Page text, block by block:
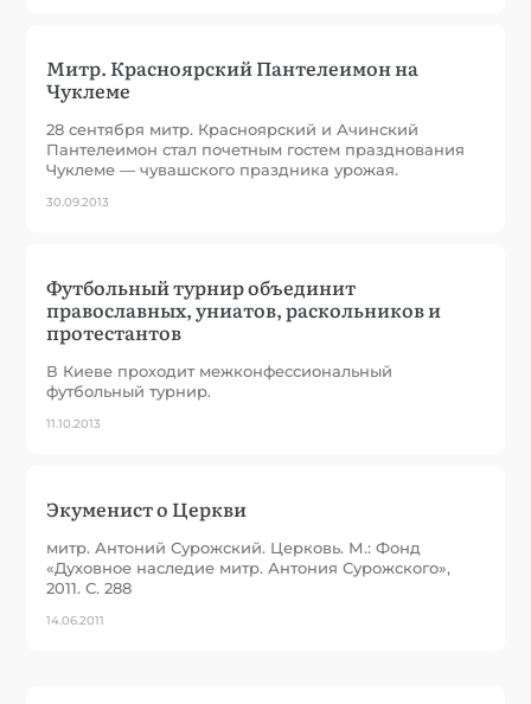
Митр. Красноярский Пантелеимон на
Чуклеме
28 сентября митр. Красноярский и Ачинский
Пантелеимон стал почетным гостем празднования
Чуклеме — чувашского праздника урожая.
30.09.2013
Футбольный турнир объединит
православных, униатов, раскольников и
протестантов
В Киеве проходит межконфессиональный
футбольный турнир.
11.10.2013
Экуменист о Церкви
митр. Антоний Сурожский. Церковь. М.: Фонд
«Духовное наследие митр. Антония Сурожского»,
2011. С. 288
14.06.2011